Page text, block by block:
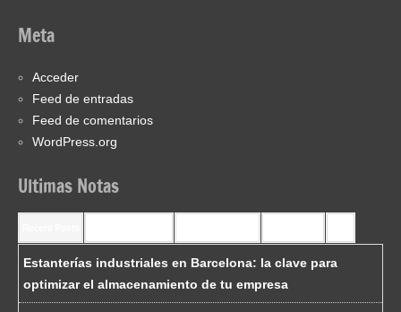
Meta
Acceder
Feed de entradas
Feed de comentarios
WordPress.org
Ultimas Notas
Estanterías industriales en Barcelona: la clave para
optimizar el almacenamiento de tu empresa